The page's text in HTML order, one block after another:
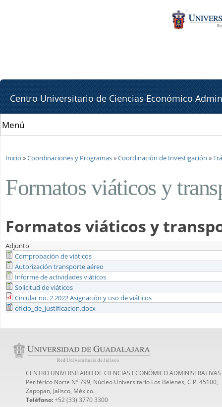
la
Centro Universitario de Ciencias Económico
Se encuentra usted aquí
Inicio »Coordinaciones y Programas»Coordinación de Investigación »
Formatos viáticos y
Formatos viáticos y
Adjunto
Comprobación de viáticos
Autorización transporte aéreo
Informe de actividades viáticos
Solicitud de viáticos
Circular no. 2 2022 Asignación y uso de viáticos
oficio_de_justificacion.docx
CENTRO UNIVERSITARIO DE CIENCIAS ECONÓMICO ADMINISTRATIVAS
Periférico Norte N° 799, Núcleo Universitario Los Belenes, C.P. 45100,
Zapopan, Jalisco, México.
Teléfono:+52 (33) 3770 3300